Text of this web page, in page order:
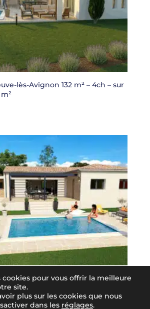
lès-Avignon 132 m² – 4ch – sur
91m2-3ch-sur un terrain de
cookies pour vous offrir la meilleure
site.
plus sur les cookies que nous
dans les réglages.